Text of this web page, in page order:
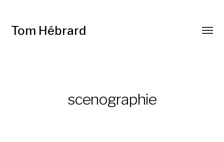
Tom Hébrard
scenographie